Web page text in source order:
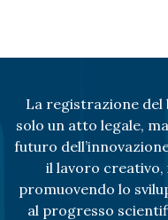
La registrazione
solo un atto legale,
futuro
il lavoro creativo,
promuovendo lo
al progresso